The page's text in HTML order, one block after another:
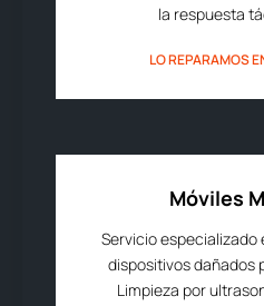
la respuesta
LO REPARAMOS
Móviles
Servicio
dispositivos dañados
Limpieza por